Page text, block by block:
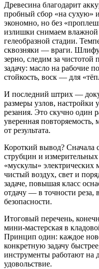
Древесина благодарит
пробный сбор «на сухую»
экономно, но без
излишки снимаем влажной
гелеобразной стадии.
сквозняки — враги.
зерно, следим за
задачу: масло на рабочие
стойкость, воск — для
И последний штрих —
размеры узлов,
резания. Это скучно один
уверенная
от результата.
Короткий вывод? Сначала
струбцин и
«мускулы» электрических
чистый воздух, свет и
задаче, повышая класс
отдачу — в точности реза,
безопасности.
Итоговый перечень,
мини‑мастерская в
Принцип один: каждое
конкретную задачу
инструменты работают на
удовольствие.